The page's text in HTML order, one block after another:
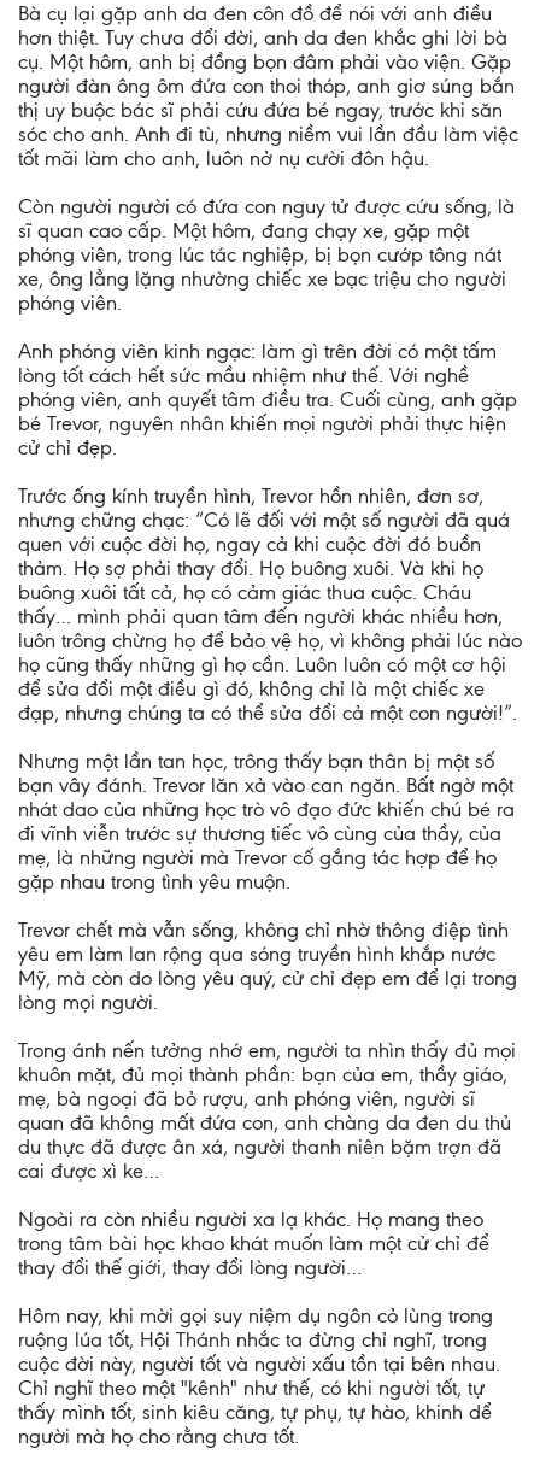
Bà cụ lại gặp anh da đen côn đồ để nói với anh điều
hơn thiệt. Tuy chưa đổi đời, anh da đen khắc ghi lời bà
cụ. Một hôm, anh bị đồng bọn đâm phải vào viện. Gặp
người đàn ông ôm đứa con thoi thóp, anh giơ súng bắn
thị uy buộc bác sĩ phải cứu đứa bé ngay, trước khi săn
sóc cho anh. Anh đi tù, nhưng niềm vui lần đầu làm việc
tốt mãi làm cho anh, luôn nở nụ cười đôn hậu.
Còn người người có đứa con nguy tử được cứu sống, là
sĩ quan cao cấp. Một hôm, đang chạy xe, gặp một
phóng viên, trong lúc tác nghiệp, bị bọn cướp tông nát
xe, ông lẳng lặng nhường chiếc xe bạc triệu cho người
phóng viên.
Anh phóng viên kinh ngạc: làm gì trên đời có một tấm
lòng tốt cách hết sức mầu nhiệm như thế. Với nghề
phóng viên, anh quyết tâm điều tra. Cuối cùng, anh gặp
bé Trevor, nguyên nhân khiến mọi người phải thực hiện
cử chỉ đẹp.
Trước ống kính truyền hình, Trevor hồn nhiên, đơn sơ,
nhưng chững chạc: “Có lẽ đối với một số người đã quá
quen với cuộc đời họ, ngay cả khi cuộc đời đó buồn
thảm. Họ sợ phải thay đổi. Họ buông xuôi. Và khi họ
buông xuôi tất cả, họ có cảm giác thua cuộc. Cháu
thấy… mình phải quan tâm đến người khác nhiều hơn,
luôn trông chừng họ để bảo vệ họ, vì không phải lúc nào
họ cũng thấy những gì họ cần. Luôn luôn có một cơ hội
để sửa đổi một điều gì đó, không chỉ là một chiếc xe
đạp, nhưng chúng ta có thể sửa đổi cả một con người!”.
Nhưng một lần tan học, trông thấy bạn thân bị một số
bạn vây đánh. Trevor lăn xả vào can ngăn. Bất ngờ một
nhát dao của những học trò vô đạo đức khiến chú bé ra
đi vĩnh viễn trước sự thương tiếc vô cùng của thầy, của
mẹ, là những người mà Trevor cố gắng tác hợp để họ
gặp nhau trong tình yêu muộn.
Trevor chết mà vẫn sống, không chỉ nhờ thông điệp tình
yêu em làm lan rộng qua sóng truyền hình khắp nước
Mỹ, mà còn do lòng yêu quý, cử chỉ đẹp em để lại trong
lòng mọi người.
Trong ánh nến tưởng nhớ em, người ta nhìn thấy đủ mọi
khuôn mặt, đủ mọi thành phần: bạn của em, thầy giáo,
mẹ, bà ngoại đã bỏ rượu, anh phóng viên, người sĩ
quan đã không mất đứa con, anh chàng da đen du thủ
du thực đã được ân xá, người thanh niên bặm trợn đã
cai được xì ke…
Ngoài ra còn nhiều người xa lạ khác. Họ mang theo
trong tâm bài học khao khát muốn làm một cử chỉ để
thay đổi thế giới, thay đổi lòng người…
Hôm nay, khi mời gọi suy niệm dụ ngôn cỏ lùng trong
ruộng lúa tốt, Hội Thánh nhắc ta đừng chỉ nghĩ, trong
cuộc đời này, người tốt và người xấu tồn tại bên nhau.
Chỉ nghĩ theo một "kênh" như thế, có khi người tốt, tự
thấy mình tốt, sinh kiêu căng, tự phụ, tự hào, khinh dể
người mà họ cho rằng chưa tốt.